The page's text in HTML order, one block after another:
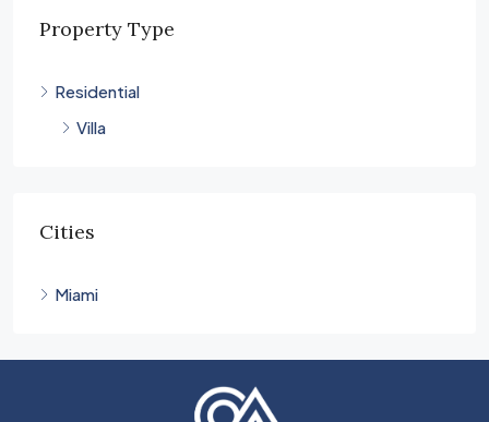
Property Type
Residential
Villa
Cities
Miami